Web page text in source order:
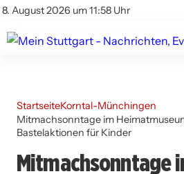
8. August 2026 um 11:58 Uhr
Impressum
Branchenbuch
Werbung
StartseiteKorntal-Münchingen
Mitmachsonntage im
Bastelaktionen für Kinder
Mitmachsonntage